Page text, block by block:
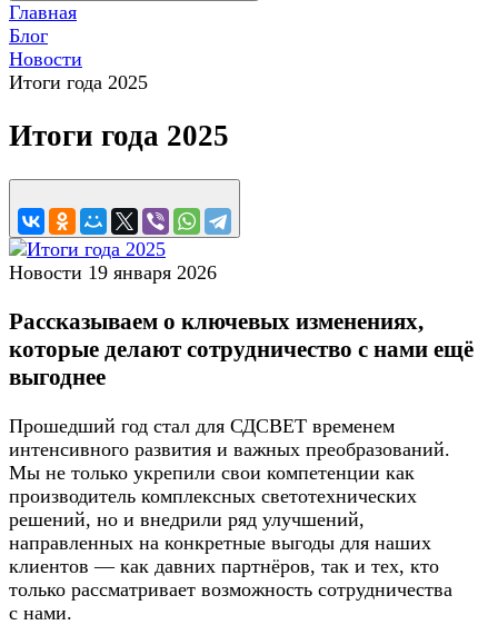
Главная
Блог
Новости
Итоги года 2025
Итоги года 2025
Новости 19 января 2026
Рассказываем о ключевых изменениях,
которые делают сотрудничество с нами ещё
выгоднее
Прошедший год стал для СДСВЕТ временем
интенсивного развития и важных преобразований.
Мы не только укрепили свои компетенции как
производитель комплексных светотехнических
решений, но и внедрили ряд улучшений,
направленных на конкретные выгоды для наших
клиентов — как давних партнёров, так и тех, кто
только рассматривает возможность сотрудничества
с нами.